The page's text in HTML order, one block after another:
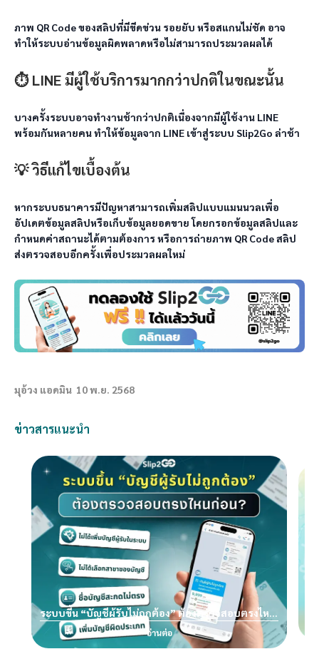
ภาพ QR Code ของสลิปที่มีขีดข่วน รอยยับ หรือสแกนไม่ชัด อาจ
ทำให้ระบบอ่านข้อมูลผิดพลาดหรือไม่สามารถประมวลผลได้
⏱️ LINE มีผู้ใช้บริการมากกว่าปกติในขณะนั้น
บางครั้งระบบอาจทำงานช้ากว่าปกติเนื่องจากมีผู้ใช้งาน LINE
พร้อมกันหลายคน ทำให้ข้อมูลจาก LINE เข้าสู่ระบบ Slip2Go ล่าช้า
💡 วิธีแก้ไขเบื้องต้น
หากระบบธนาคารมีปัญหาสามารถเพิ่มสลิปแบบแมนนวลเพื่อ
อัปเดตข้อมูลสลิปหรือเก็บข้อมูลยอดขาย โดยกรอกข้อมูลสลิปและ
กำหนดค่าสถานะได้ตามต้องการ หรือการถ่ายภาพ QR Code สลิป
ส่งตรวจสอบอีกครั้งเพื่อประมวลผลใหม่
มุอ้วง แอดมิน 10 พ.ย. 2568
ข่าวสารแนะนำ
ระบบขี้น “บัญชีผู้รับไม่ถูกต้อง” ต้องตรวจสอบตรงไหน
ก่อน??
อ่านต่อ